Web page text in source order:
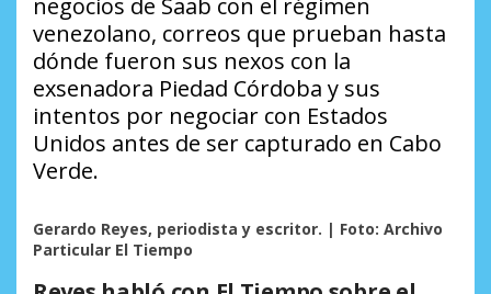
negocios de Saab con el régimen
venezolano, correos que prueban hasta
dónde fueron sus nexos con la
exsenadora Piedad Córdoba y sus
intentos por negociar con Estados
Unidos antes de ser capturado en Cabo
Verde.
Gerardo Reyes, periodista y escritor. | Foto: Archivo
Particular El Tiempo